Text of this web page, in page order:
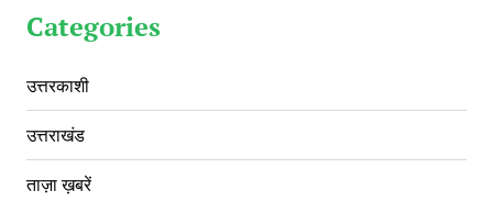
Categories
उत्तरकाशी
उत्तराखंड
ताज़ा ख़बरें